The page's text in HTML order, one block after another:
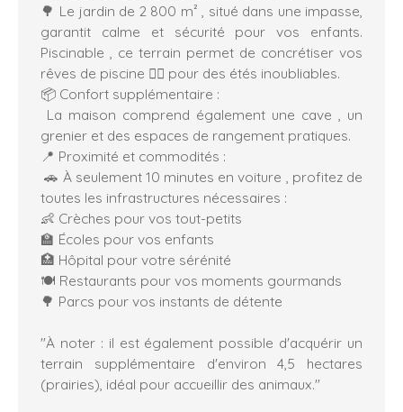
🌳 Le jardin de 2 800 m² , situé dans une impasse,
garantit calme et sécurité pour vos enfants.
Piscinable , ce terrain permet de concrétiser vos
rêves de piscine 🏊‍♂️ pour des étés inoubliables.
📦 Confort supplémentaire :
La maison comprend également une cave , un
grenier et des espaces de rangement pratiques.
📍 Proximité et commodités :
🚗 À seulement 10 minutes en voiture , profitez de
toutes les infrastructures nécessaires :
👶 Crèches pour vos tout-petits
🏫 Écoles pour vos enfants
🏥 Hôpital pour votre sérénité
🍽️ Restaurants pour vos moments gourmands
🌳 Parcs pour vos instants de détente
"À noter : il est également possible d'acquérir un
terrain supplémentaire d'environ 4,5 hectares
(prairies), idéal pour accueillir des animaux."